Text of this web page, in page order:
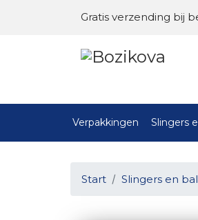
Gratis verzending bij
Verpakkingen Slingers
Start Slingers en